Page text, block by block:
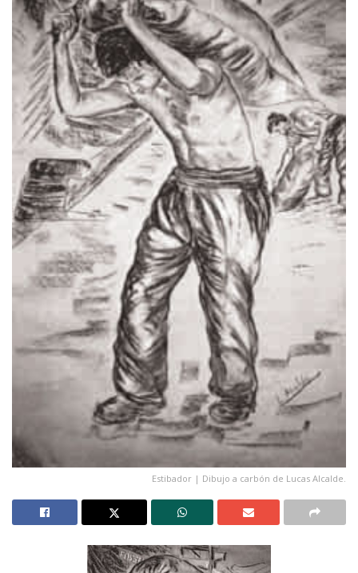
Estibador | Dibujo a carbón de Lucas Alcalde.